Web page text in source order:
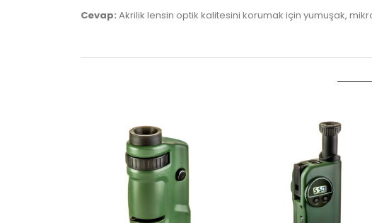
Cevap: Akrilik lensin optik kalitesini korumak için yumuşak,